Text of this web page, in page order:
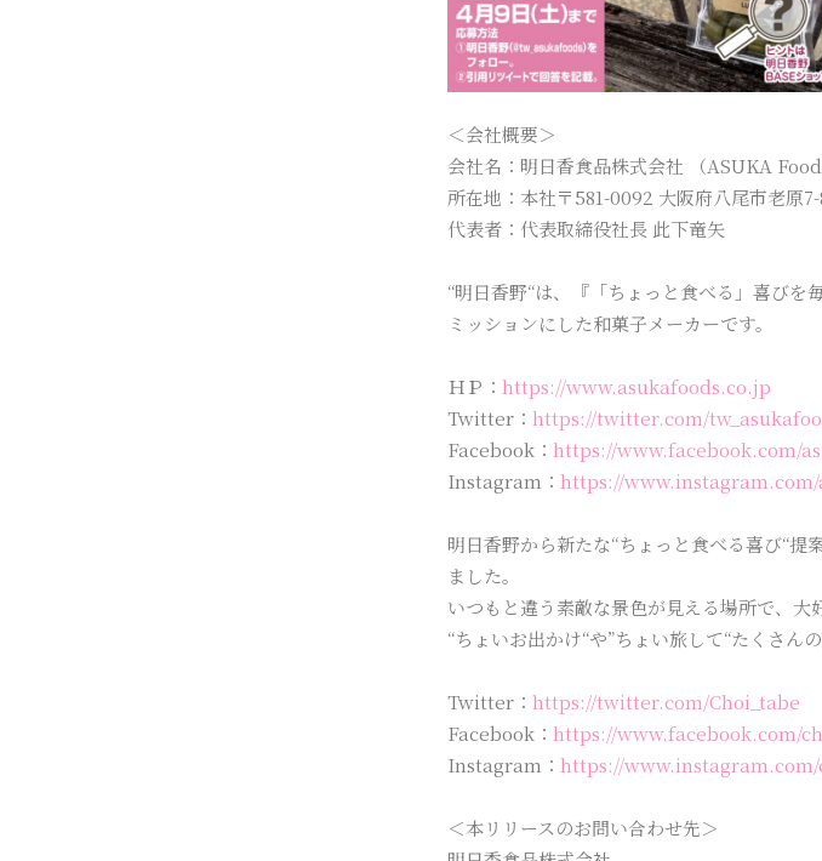
＜会社概要＞
会社名：明日香食品株式会社 （ASUKA
所在地：本社〒581-0092 大阪府八尾市老原
代表者：代表取締役社長 此下竜矢
“明日香野“は、『「ちょっと食べる」喜びを
ミッションにした和菓子メーカーです。
ＨＰ：https://www.asukafoods.co.jp
Twitter：https://twitter.com/
Facebook：https://www.facebook.com/
Instagram：https://
明日香野から新たな“ちょっと食べる喜び“
ました。
いつもと違う素敵な景色が見える場所で、大
“ちょいお出かけ“や”ちょい旅して“たくさん
Twitter：https://twitter.com/Choi_tabe
Facebook：https://www.facebook.com/
Instagram：https://www.instagram.com/
＜本リリースのお問い合わせ先＞